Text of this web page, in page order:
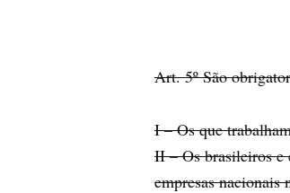
Art. 5º São
I – Os que
II – Os brasileiros e
empresas nacionais